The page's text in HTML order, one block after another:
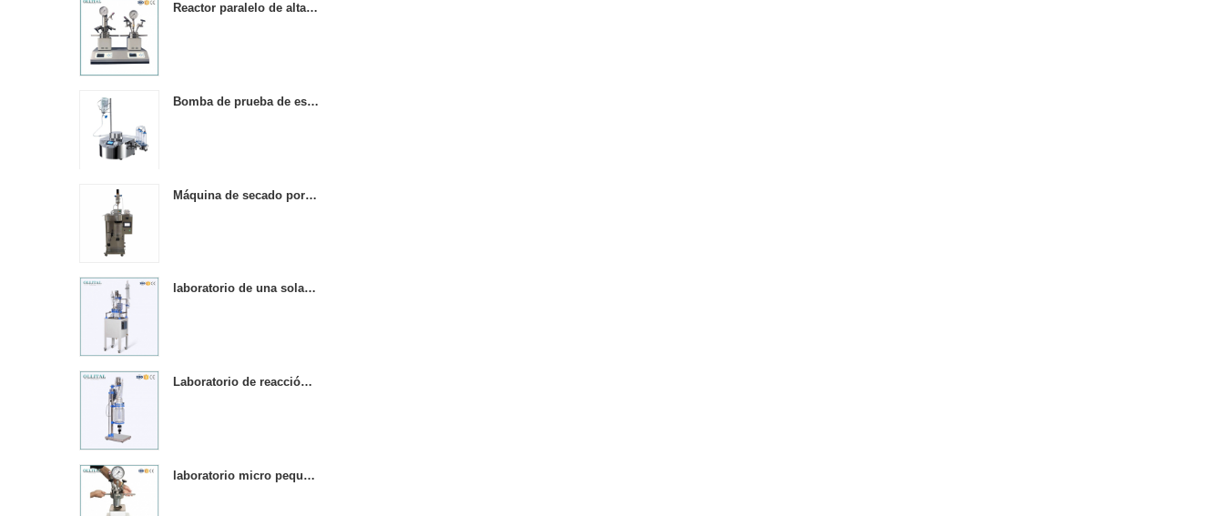
Reactor paralelo de alta presión de 250 ml con 2 hervidores de reacción.
Bomba de prueba de esterilidad a prueba de agua de tamaño mini
Máquina de secado por pulverización de laboratorio, mini mesa de acero inoxidable.
laboratorio de una sola capa de agitación química reactores de vidrio calentado
Laboratorio de reacción de vidrio con camisa química de 5 l
laboratorio micro pequeño 1000 ml reactor de presión de acero inoxidable reactor